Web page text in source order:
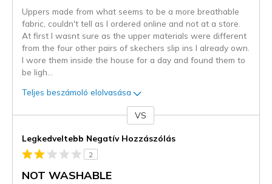
Uppers made from what seems to be a more breathable
fabric, couldn't tell as I ordered online and not at a store.
At first I wasnt sure as the upper materials were different
from the four other pairs of skechers slip ins I already own.
I wore them inside the house for a day and found them to
be ligh
Teljes beszámoló elolvasása
VS
Legkedveltebb Negatív Hozzászólás
2
NOT WASHABLE